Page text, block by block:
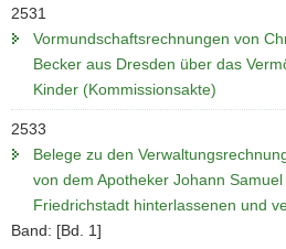
2531
Vormundschaftsrechnungen von
Becker aus Dresden über das
Kinder (Kommissionsakte)
2533
Belege zu den
von dem Apotheker Johann
Friedrichstadt hinterlassenen und
Band: [Bd. 1]